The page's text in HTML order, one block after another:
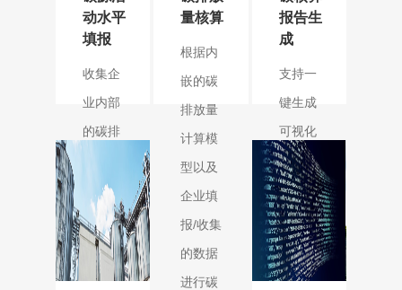
动水平
填报
收集企
业内部
的碳排
据，例
如碳排
放源、
排放
量核算
根据内
嵌的碳
排放量
计算模
型以及
企业填
报/收集
的数据
进行碳
报告生
成
支持一
键生成
可视化
碳盘查
报告。